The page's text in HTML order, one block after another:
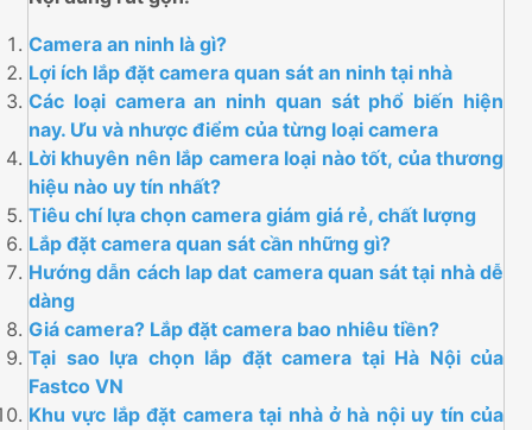
Camera an ninh là gì?
Lợi ích lắp đặt camera quan sát an ninh tại nhà
Các loại camera an ninh quan sát phổ biến hiện
nay. Ưu và nhược điểm của từng loại camera
Lời khuyên nên lắp camera loại nào tốt, của thương
hiệu nào uy tín nhất?
Tiêu chí lựa chọn camera giám giá rẻ, chất lượng
Lắp đặt camera quan sát cần những gì?
Hướng dẫn cách lap dat camera quan sát tại nhà dễ
dàng
Giá camera? Lắp đặt camera bao nhiêu tiền?
Tại sao lựa chọn lắp đặt camera tại Hà Nội của
Fastco VN
Khu vực lắp đặt camera tại nhà ở hà nội uy tín của